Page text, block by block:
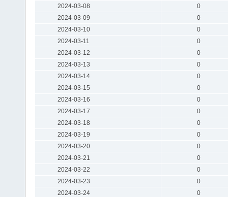
2024-03-08
0
2024-03-09
0
2024-03-10
0
2024-03-11
0
2024-03-12
0
2024-03-13
0
2024-03-14
0
2024-03-15
0
2024-03-16
0
2024-03-17
0
2024-03-18
0
2024-03-19
0
2024-03-20
0
2024-03-21
0
2024-03-22
0
2024-03-23
0
2024-03-24
0